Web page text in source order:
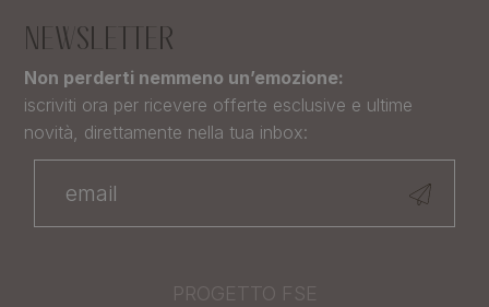
NEWSLETTER
Non perderti nemmeno un’emozione:
iscriviti ora per ricevere offerte esclusive e ultime
novità, direttamente nella tua inbox:
PROGETTO FSE